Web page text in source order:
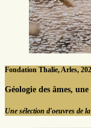
Fondation Thalie, Arles,
Géologie des âmes,
Une sélection d'oeuvres de